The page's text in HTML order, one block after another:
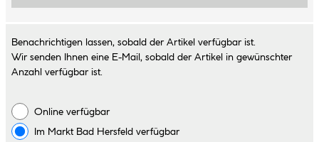
Benachrichtigen lassen, sobald der Artikel verfügbar ist.
Wir senden Ihnen eine E-Mail, sobald der Artikel in gewünschter
Anzahl verfügbar ist.
Online verfügbar
Im Markt Bad Hersfeld verfügbar